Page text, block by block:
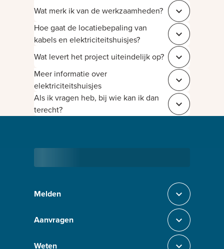
Wat merk ik van de werkzaamheden? Sluit
Hoe gaat de locatiebepaling van
kabels en elektriciteitshuisjes?
Sluit 24926bf9-
Wat levert het project uiteindelijk op? Sluit
Meer informatie over
elektriciteitshuisjes
Sluit
Als ik vragen heb, bij wie kan ik dan
terecht?
Sluit
Melden Sluit section-0
Aanvragen Sluit section-1
Weten